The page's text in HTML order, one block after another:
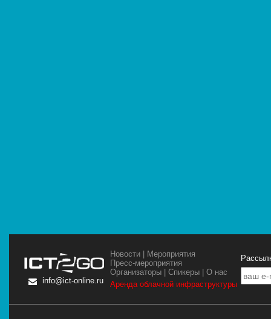
info@ict-online.ru
Новости
Мероприятия
Пресс-мероприятия
Организаторы |Спикеры |О нас
Аренда облачной инфраструктуры